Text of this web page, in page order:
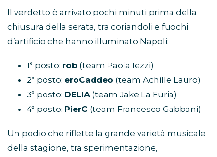
Il verdetto è arrivato pochi minuti prima della
chiusura della serata, tra coriandoli e fuochi
d’artificio che hanno illuminato Napoli:
1° posto: rob (team Paola Iezzi)
2° posto: eroCaddeo (team Achille Lauro)
3° posto: DELIA (team Jake La Furia)
4° posto: PierC (team Francesco Gabbani)
Un podio che riflette la grande varietà musicale
della stagione, tra sperimentazione,